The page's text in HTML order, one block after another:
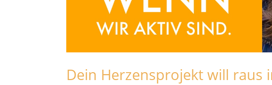
Dein Herzensprojekt will raus